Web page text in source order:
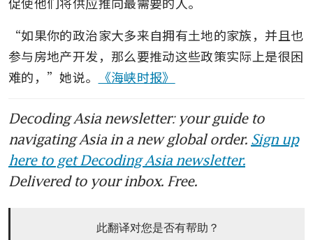
“如果你的政治家大多来自拥有土地的家族，并且也
参与房地产开发，那么要推动这些政策实际上是很困
难的，”她说。
《海峡时报》
Decoding Asia newsletter: your guide to
navigating Asia in a new global order. Sign up
here to get Decoding Asia newsletter.
Delivered to your inbox. Free.
此翻译对您是否有帮助？